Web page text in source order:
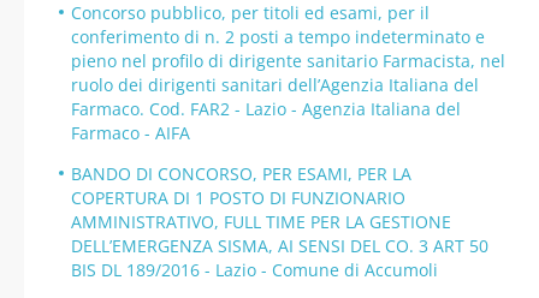
Concorso pubblico, per titoli ed esami, per il
conferimento di n. 2 posti a tempo indeterminato e
pieno nel profilo di dirigente sanitario Farmacista, nel
ruolo dei dirigenti sanitari dell’Agenzia Italiana del
Farmaco. Cod. FAR2 - Lazio - Agenzia Italiana del
Farmaco - AIFA
BANDO DI CONCORSO, PER ESAMI, PER LA
COPERTURA DI 1 POSTO DI FUNZIONARIO
AMMINISTRATIVO, FULL TIME PER LA GESTIONE
DELL’EMERGENZA SISMA, AI SENSI DEL CO. 3 ART 50
BIS DL 189/2016 - Lazio - Comune di Accumoli